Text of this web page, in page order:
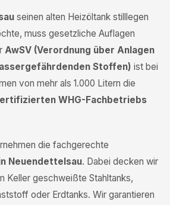
seinen alten Heizöltank stilllegen
muss gesetzliche Auflagen
AwSV (Verordnung über Anlagen
Stoffen) ist bei
von mehr als 1.000 Litern die
WHG-Fachbetriebs
die fachgerechte
Neuendettelsau. Dabei decken wir
Keller geschweißte Stahltanks,
oder Erdtanks. Wir garantieren